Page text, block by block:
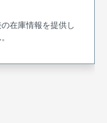
在庫情報を提供し